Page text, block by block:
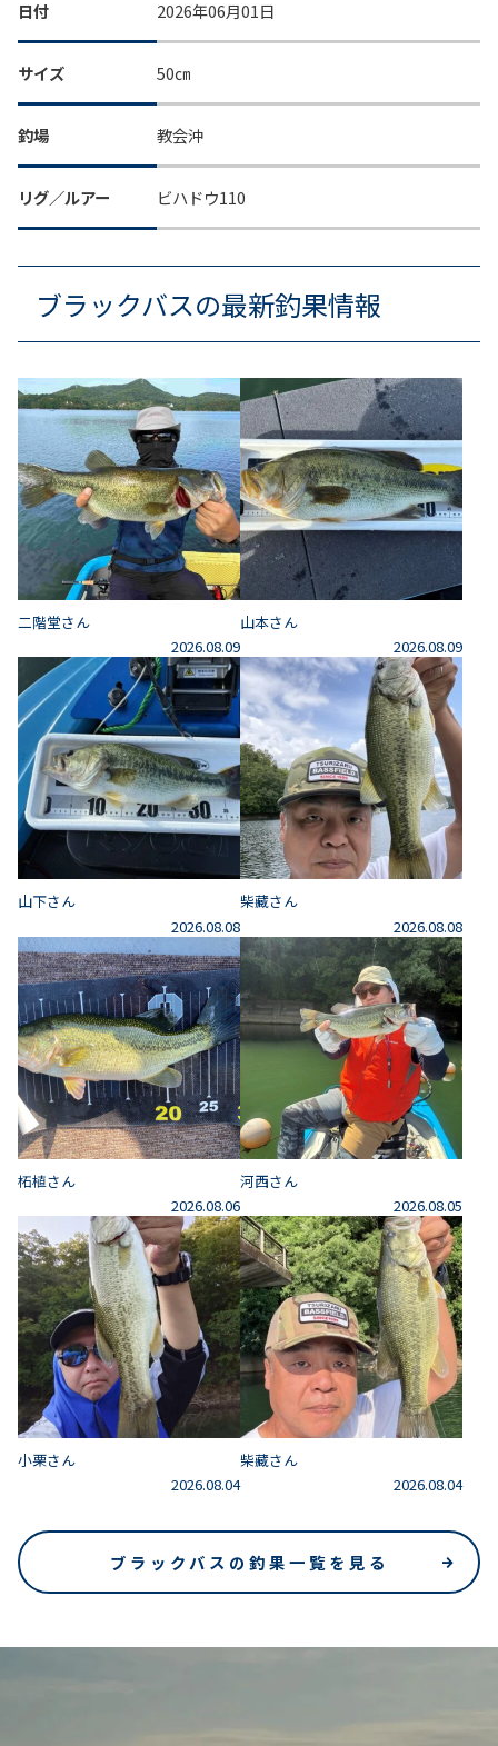
日付 2026年06月01日
サイズ 50㎝
釣場 教会沖
リグ／ルアー ビハドウ110
ブラックバスの最新釣果情報
二階堂さん
2026.08.09
山本さん
2026.08.09
山下さん
2026.08.08
柴藏さん
2026.08.08
柘植さん
2026.08.06
河西さん
2026.08.05
小栗さん
2026.08.04
柴藏さん
2026.08.04
ブラックバスの釣果一覧を見る